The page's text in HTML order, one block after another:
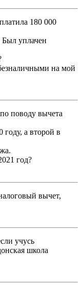
180 000
Был уплачен
на мой
поводу вычета
году, а второй в
год?
вычет,
учусь
школа